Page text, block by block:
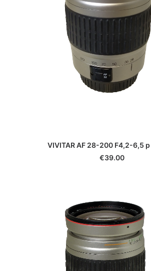
VIVITAR AF 28-200 F4,2-6,5 p
€39.00